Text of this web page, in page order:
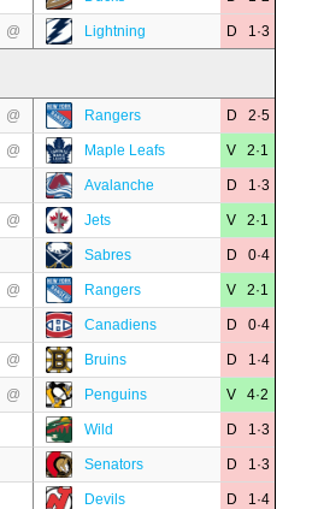
@ Lightning D 1·3
@ Rangers D 2·5
@ Maple Leafs V 2·1
Avalanche D 1·3
@ Jets V 2·1
Sabres D 0·4
@ Rangers V 2·1
Canadiens D 0·4
@ Bruins D 1·4
@ Penguins V 4·2
Wild D 1·3
Senators D 1·3
Devils D 1·4